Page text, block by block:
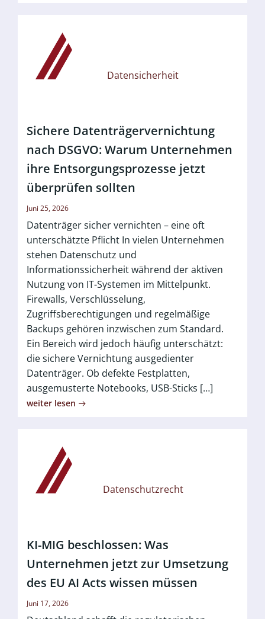
Datensicherheit
Sichere Datenträgervernichtung
nach DSGVO: Warum Unternehmen
ihre Entsorgungsprozesse jetzt
überprüfen sollten
Juni 25, 2026
Datenträger sicher vernichten – eine oft
unterschätzte Pflicht In vielen Unternehmen
stehen Datenschutz und
Informationssicherheit während der aktiven
Nutzung von IT-Systemen im Mittelpunkt.
Firewalls, Verschlüsselung,
Zugriffsberechtigungen und regelmäßige
Backups gehören inzwischen zum Standard.
Ein Bereich wird jedoch häufig unterschätzt:
die sichere Vernichtung ausgedienter
Datenträger. Ob defekte Festplatten,
ausgemusterte Notebooks, USB-Sticks […]
weiter lesen
Datenschutzrecht
KI-MIG beschlossen: Was
Unternehmen jetzt zur Umsetzung
des EU AI Acts wissen müssen
Juni 17, 2026